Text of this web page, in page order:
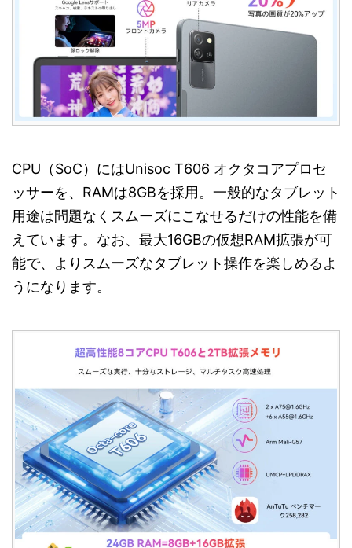
CPU（SoC）にはUnisoc T606 オクタコアプロセ
ッサーを、RAMは8GBを採用。一般的なタブレット
用途は問題なくスムーズにこなせるだけの性能を備
えています。なお、最大16GBの仮想RAM拡張が可
能で、よりスムーズなタブレット操作を楽しめるよ
うになります。